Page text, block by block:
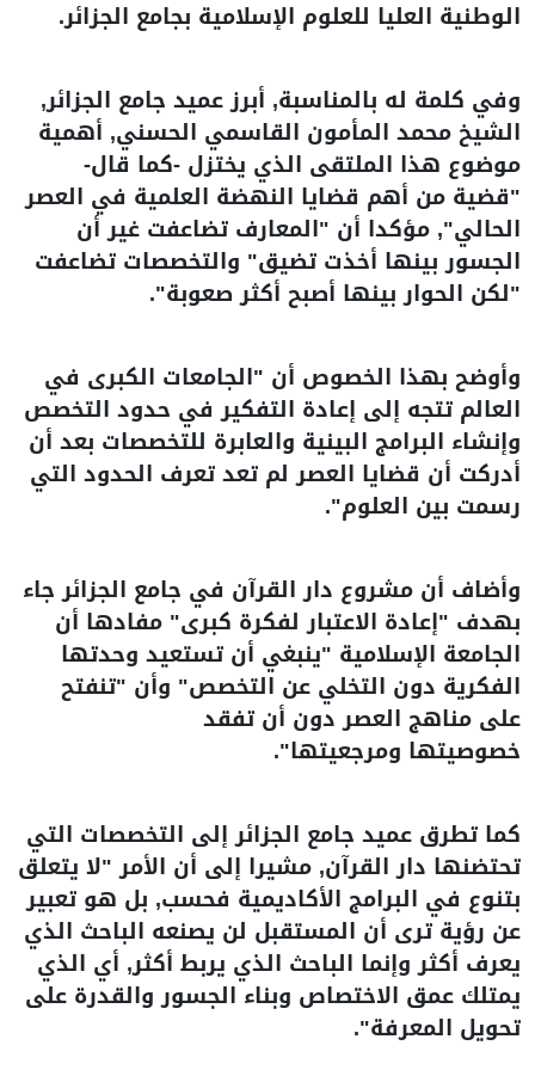
الوطنية العليا للعلوم الإسلامية بجامع الجزائر.
وفي كلمة له بالمناسبة, أبرز عميد جامع الجزائر,
الشيخ محمد المأمون القاسمي الحسني, أهمية
موضوع هذا الملتقى الذي يختزل -كما قال-
"قضية من أهم قضايا النهضة العلمية في العصر
الحالي", مؤكدا أن "المعارف تضاعفت غير أن
الجسور بينها أخذت تضيق" والتخصصات تضاعفت
"لكن الحوار بينها أصبح أكثر صعوبة".
وأوضح بهذا الخصوص أن "الجامعات الكبرى في
العالم تتجه إلى إعادة التفكير في حدود التخصص
وإنشاء البرامج البينية والعابرة للتخصصات بعد أن
أدركت أن قضايا العصر لم تعد تعرف الحدود التي
رسمت بين العلوم".
وأضاف أن مشروع دار القرآن في جامع الجزائر جاء
بهدف "إعادة الاعتبار لفكرة كبرى" مفادها أن
الجامعة الإسلامية "ينبغي أن تستعيد وحدتها
الفكرية دون التخلي عن التخصص" وأن "تنفتح
على مناهج العصر دون أن تفقد
خصوصيتها ومرجعيتها".
كما تطرق عميد جامع الجزائر إلى التخصصات التي
تحتضنها دار القرآن, مشيرا إلى أن الأمر "لا يتعلق
بتنوع في البرامج الأكاديمية فحسب, بل هو تعبير
عن رؤية ترى أن المستقبل لن يصنعه الباحث الذي
يعرف أكثر وإنما الباحث الذي يربط أكثر, أي الذي
يمتلك عمق الاختصاص وبناء الجسور والقدرة على
تحويل المعرفة".